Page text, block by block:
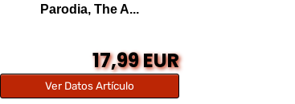
Parodia, The A...
17,99 EUR
Ver Datos Artículo